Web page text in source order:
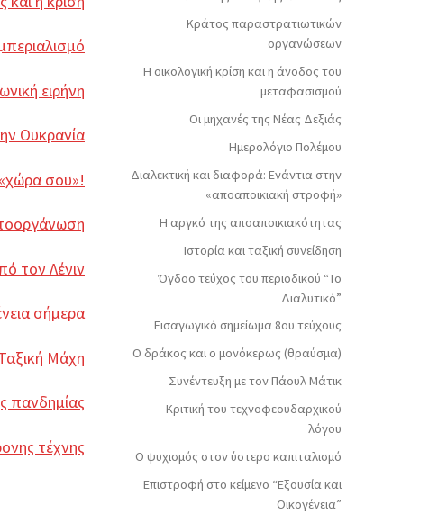
ειρήνη
Ουκρανία
σου»!
τον Λένιν
σήμερα
Μάχη
πανδημίας
τέχνης
Κράτος παραστρατιωτικών
οργανώσεων
Η οικολογική κρίση και η άνοδος του
μεταφασισμού
Οι μηχανές της Νέας Δεξιάς
Ημερολόγιο Πολέμου
Διαλεκτική και διαφορά: Ενάντια στην
«αποαποικιακή στροφή»
Η αργκό της αποαποικιακότητας
Ιστορία και ταξική συνείδηση
Όγδοο τεύχος του περιοδικού “Το
Διαλυτικό”
Εισαγωγικό σημείωμα 8ου τεύχους
Ο δράκος και ο μονόκερως (θραύσμα)
Συνέντευξη με τον Πάουλ Μάτικ
Κριτική του τεχνοφεουδαρχικού
λόγου
Ο ψυχισμός στον ύστερο καπιταλισμό
Επιστροφή στο κείμενο “Εξουσία και
Οικογένεια”